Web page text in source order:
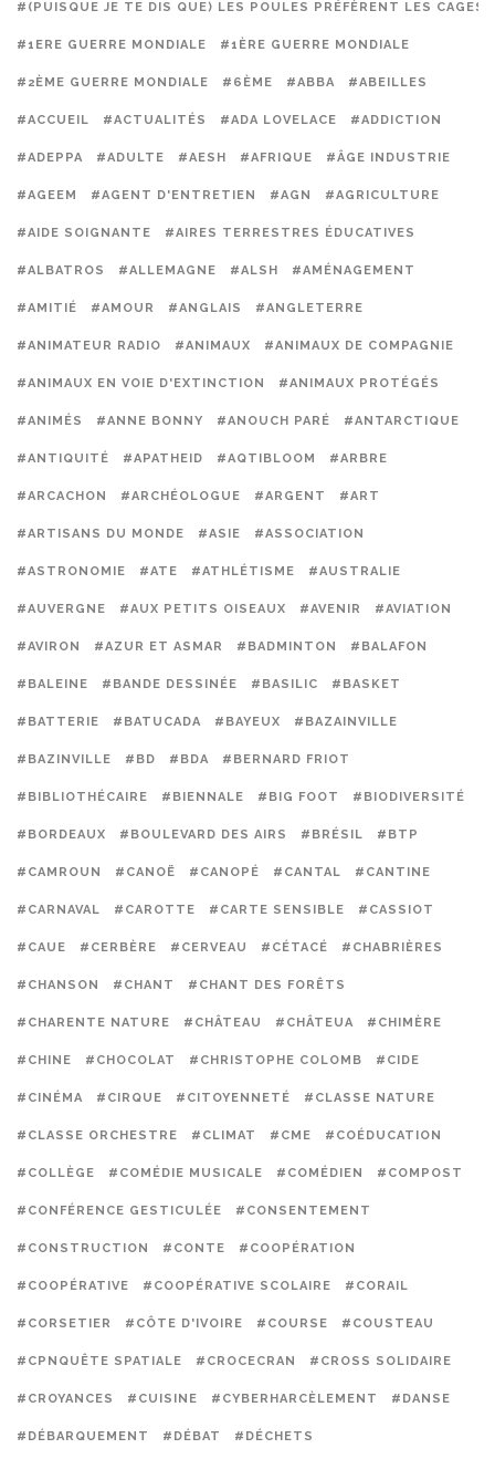
#(PUISQUE JE TE DIS QUE) LES POULES PRÉFÈRENT LES CAGES
#1ERE GUERRE MONDIALE #1ÈRE GUERRE MONDIALE
#2ÈME GUERRE MONDIALE #6ÈME #ABBA #ABEILLES
#ACCUEIL #ACTUALITÉS #ADA LOVELACE #ADDICTION
#ADEPPA #ADULTE #AESH #AFRIQUE #ÂGE INDUSTRIE
#AGEEM #AGENT D'ENTRETIEN #AGN #AGRICULTURE
#AIDE SOIGNANTE #AIRES TERRESTRES ÉDUCATIVES
#ALBATROS #ALLEMAGNE #ALSH #AMÉNAGEMENT
#AMITIÉ #AMOUR #ANGLAIS #ANGLETERRE
#ANIMATEUR RADIO #ANIMAUX #ANIMAUX DE COMPAGNIE
#ANIMAUX EN VOIE D'EXTINCTION #ANIMAUX PROTÉGÉS
#ANIMÉS #ANNE BONNY #ANOUCH PARÉ #ANTARCTIQUE
#ANTIQUITÉ #APATHEID #AQTIBLOOM #ARBRE
#ARCACHON #ARCHÉOLOGUE #ARGENT #ART
#ARTISANS DU MONDE #ASIE #ASSOCIATION
#ASTRONOMIE #ATE #ATHLÉTISME #AUSTRALIE
#AUVERGNE #AUX PETITS OISEAUX #AVENIR #AVIATION
#AVIRON #AZUR ET ASMAR #BADMINTON #BALAFON
#BALEINE #BANDE DESSINÉE #BASILIC #BASKET
#BATTERIE #BATUCADA #BAYEUX #BAZAINVILLE
#BAZINVILLE #BD #BDA #BERNARD FRIOT
#BIBLIOTHÉCAIRE #BIENNALE #BIG FOOT #BIODIVERSITÉ
#BORDEAUX #BOULEVARD DES AIRS #BRÉSIL #BTP
#CAMROUN #CANOË #CANOPÉ #CANTAL #CANTINE
#CARNAVAL #CAROTTE #CARTE SENSIBLE #CASSIOT
#CAUE #CERBÈRE #CERVEAU #CÉTACÉ #CHABRIÈRES
#CHANSON #CHANT #CHANT DES FORÊTS
#CHARENTE NATURE #CHÂTEAU #CHÂTEUA #CHIMÈRE
#CHINE #CHOCOLAT #CHRISTOPHE COLOMB #CIDE
#CINÉMA #CIRQUE #CITOYENNETÉ #CLASSE NATURE
#CLASSE ORCHESTRE #CLIMAT #CME #COÉDUCATION
#COLLÈGE #COMÉDIE MUSICALE #COMÉDIEN #COMPOST
#CONFÉRENCE GESTICULÉE #CONSENTEMENT
#CONSTRUCTION #CONTE #COOPÉRATION
#COOPÉRATIVE #COOPÉRATIVE SCOLAIRE #CORAIL
#CORSETIER #CÔTE D'IVOIRE #COURSE #COUSTEAU
#CPNQUÊTE SPATIALE #CROCECRAN #CROSS SOLIDAIRE
#CROYANCES #CUISINE #CYBERHARCÈLEMENT #DANSE
#DÉBARQUEMENT #DÉBAT #DÉCHETS